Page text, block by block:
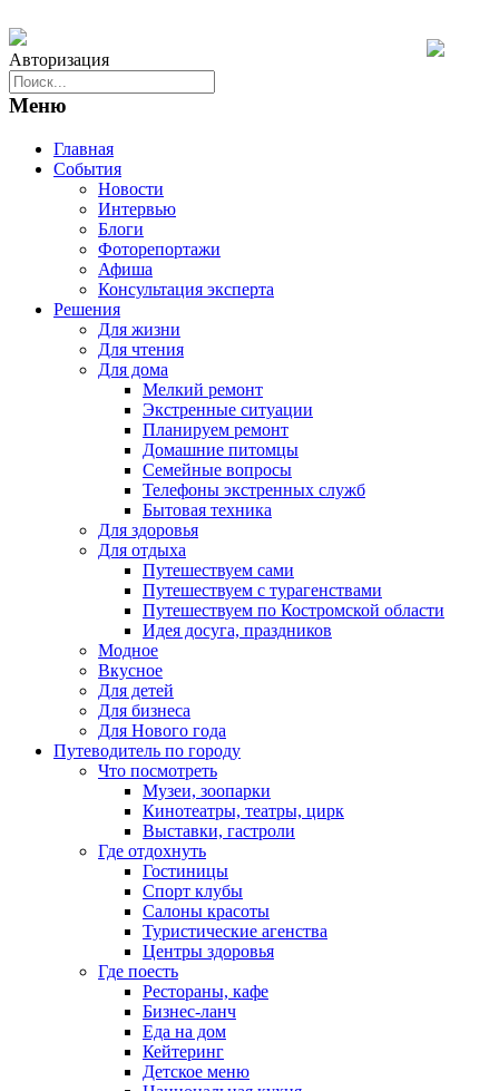
Авторизация
Меню
Главная
События
Новости
Интервью
Блоги
Фоторепортажи
Афиша
Консультация эксперта
Решения
Для жизни
Для чтения
Для дома
Мелкий ремонт
Экстренные ситуации
Планируем ремонт
Домашние питомцы
Семейные вопросы
Телефоны экстренных служб
Бытовая техника
Для здоровья
Для отдыха
Путешествуем сами
Путешествуем с турагенствами
Путешествуем по Костромской области
Идея досуга, праздников
Модное
Вкусное
Для детей
Для бизнеса
Для Нового года
Путеводитель по городу
Что посмотреть
Музеи, зоопарки
Кинотеатры, театры, цирк
Выставки, гастроли
Где отдохнуть
Гостиницы
Спорт клубы
Салоны красоты
Туристические агенства
Центры здоровья
Где поесть
Рестораны, кафе
Бизнес-ланч
Еда на дом
Кейтеринг
Детское меню